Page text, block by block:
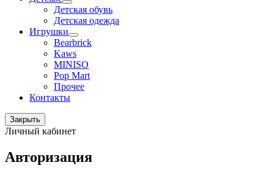
Детская обувь
Детская одежда
Игрушки
Bearbrick
Kaws
MINISO
Pop Mart
Прочее
Контакты
Закрыть
Личный кабинет
Авторизация